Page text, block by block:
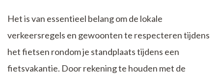
Het is van essentieel belang om de lokale
verkeersregels en gewoonten te respecteren tijdens
het fietsen rondom je standplaats tijdens een
fietsvakantie. Door rekening te houden met de